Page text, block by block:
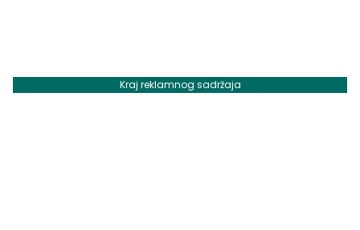
Kraj reklamnog sadržaja